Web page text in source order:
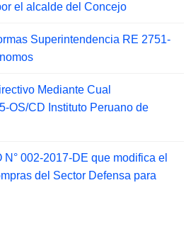
el alcalde del Concejo
Superintendencia RE 2751-
Mediante Cual
OS/CD Instituto Peruano de
002-2017-DE que modifica el
del Sector Defensa para